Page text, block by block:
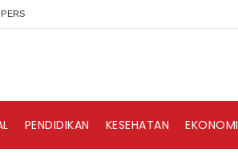
PENDIDIKAN KESEHATAN EKONOMI